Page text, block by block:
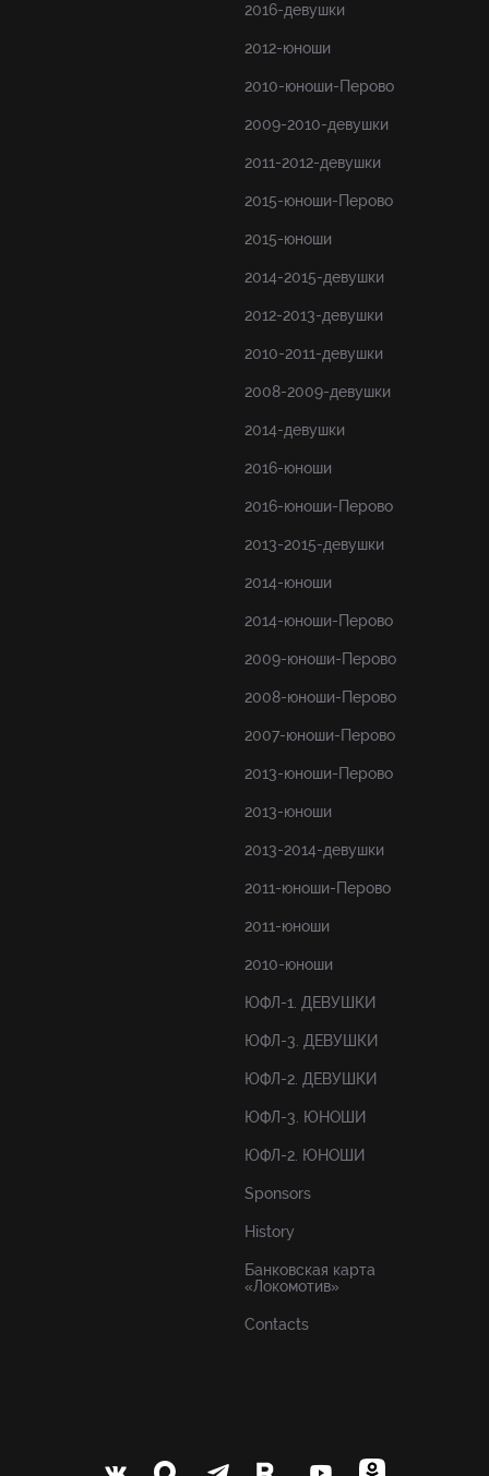
2016-девушки
2012-юноши
2010-юноши-Перово
2009-2010-девушки
2011-2012-девушки
2015-юноши-Перово
2015-юноши
2014-2015-девушки
2012-2013-девушки
2010-2011-девушки
2008-2009-девушки
2014-девушки
2016-юноши
2016-юноши-Перово
2013-2015-девушки
2014-юноши
2014-юноши-Перово
2009-юноши-Перово
2008-юноши-Перово
2007-юноши-Перово
2013-юноши-Перово
2013-юноши
2013-2014-девушки
2011-юноши-Перово
2011-юноши
2010-юноши
ЮФЛ-1. ДЕВУШКИ
ЮФЛ-3. ДЕВУШКИ
ЮФЛ-2. ДЕВУШКИ
ЮФЛ-3. ЮНОШИ
ЮФЛ-2. ЮНОШИ
Sponsors
History
Банковская карта
«Локомотив»
Contacts